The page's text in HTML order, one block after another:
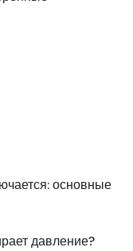
основные
давление?